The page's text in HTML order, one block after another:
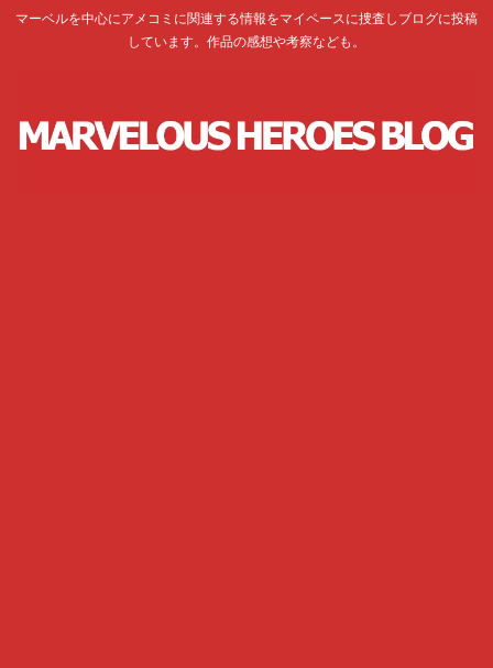
マーベルを中心にアメコミに関連する情報をマイペースに捜査しブログに投稿
しています。作品の感想や考察なども。